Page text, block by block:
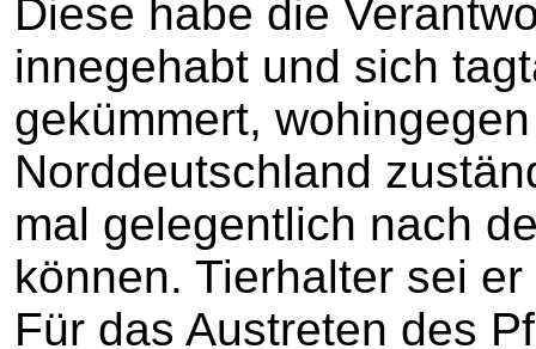
Diese habe die
innegehabt und sich
gekümmert,
Norddeutschland
mal gelegentlich nach
können. Tierhalter sei
Für das Austreten des